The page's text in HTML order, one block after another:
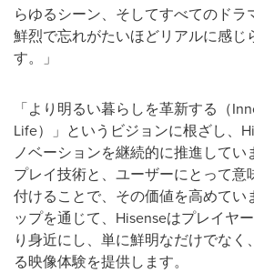
らゆるシーン、そしてすべてのドラ
鮮烈で忘れがたいほどリアルに感じ
す。」
「より明るい暮らしを革新する（
Life）」というビジョンに根ざし、
ノベーションを継続的に推進してい
プレイ技術と、ユーザーにとって意
付けることで、その価値を高めてい
ップを通じて、Hisenseはプレイヤ
り身近にし、単に鮮明なだけでな
る映像体験を提供します。